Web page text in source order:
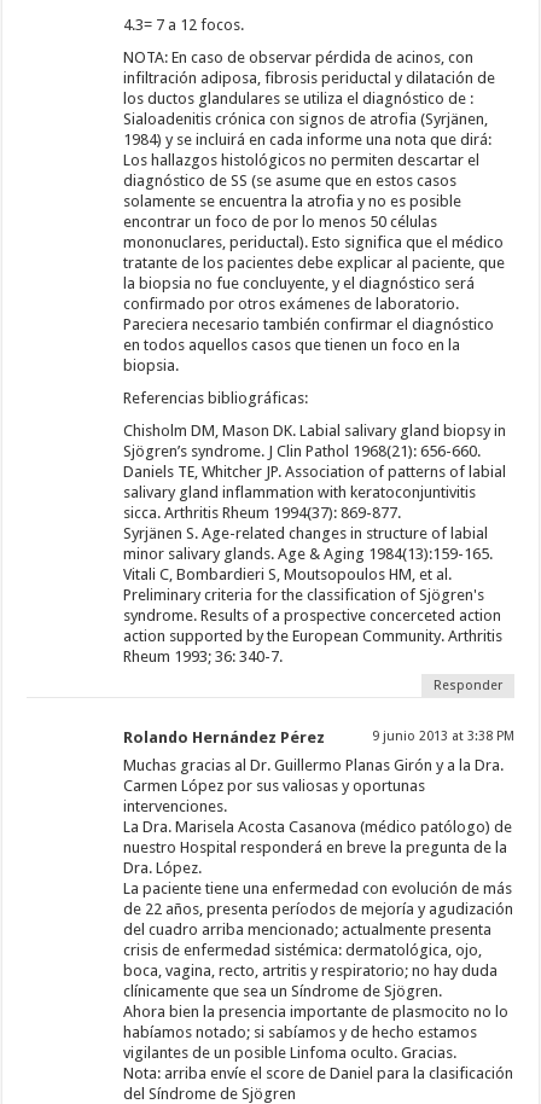
4.3= 7 a 12 focos.
NOTA: En caso de observar pérdida de acinos, con
infiltración adiposa, fibrosis periductal y dilatación de
los ductos glandulares se utiliza el diagnóstico de :
Sialoadenitis crónica con signos de atrofia (Syrjänen,
1984) y se incluirá en cada informe una nota que dirá:
Los hallazgos histológicos no permiten descartar el
diagnóstico de SS (se asume que en estos casos
solamente se encuentra la atrofia y no es posible
encontrar un foco de por lo menos 50 células
mononuclares, periductal). Esto significa que el médico
tratante de los pacientes debe explicar al paciente, que
la biopsia no fue concluyente, y el diagnóstico será
confirmado por otros exámenes de laboratorio.
Pareciera necesario también confirmar el diagnóstico
en todos aquellos casos que tienen un foco en la
biopsia.
Referencias bibliográficas:
Chisholm DM, Mason DK. Labial salivary gland biopsy in
Sjögren’s syndrome. J Clin Pathol 1968(21): 656-660.
Daniels TE, Whitcher JP. Association of patterns of labial
salivary gland inflammation with keratoconjuntivitis
sicca. Arthritis Rheum 1994(37): 869-877.
Syrjänen S. Age-related changes in structure of labial
minor salivary glands. Age & Aging 1984(13):159-165.
Vitali C, Bombardieri S, Moutsopoulos HM, et al.
Preliminary criteria for the classification of Sjögren's
syndrome. Results of a prospective concerceted action
action supported by the European Community. Arthritis
Rheum 1993; 36: 340-7.
Responder
Rolando Hernández Pérez 9 junio 2013 at 3:38 PM
Muchas gracias al Dr. Guillermo Planas Girón y a la Dra.
Carmen López por sus valiosas y oportunas
intervenciones.
La Dra. Marisela Acosta Casanova (médico patólogo) de
nuestro Hospital responderá en breve la pregunta de la
Dra. López.
La paciente tiene una enfermedad con evolución de más
de 22 años, presenta períodos de mejoría y agudización
del cuadro arriba mencionado; actualmente presenta
crisis de enfermedad sistémica: dermatológica, ojo,
boca, vagina, recto, artritis y respiratorio; no hay duda
clínicamente que sea un Síndrome de Sjögren.
Ahora bien la presencia importante de plasmocito no lo
habíamos notado; si sabíamos y de hecho estamos
vigilantes de un posible Linfoma oculto. Gracias.
Nota: arriba envíe el score de Daniel para la clasificación
del Síndrome de Sjögren